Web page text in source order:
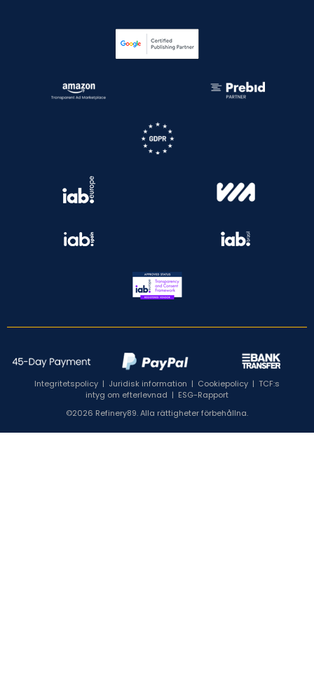
Integritetspolicy | Juridisk information | Cookiepolicy | TCF:s
intyg om efterlevnad | ESG-Rapport
©2026 Refinery89. Alla rättigheter förbehållna.